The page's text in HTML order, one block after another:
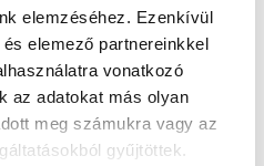
elemzéséhez. Ezenkívül
elemező partnereinkkel
vonatkozó
az adatokat más olyan
meg számukra vagy az
gyűjtöttek.